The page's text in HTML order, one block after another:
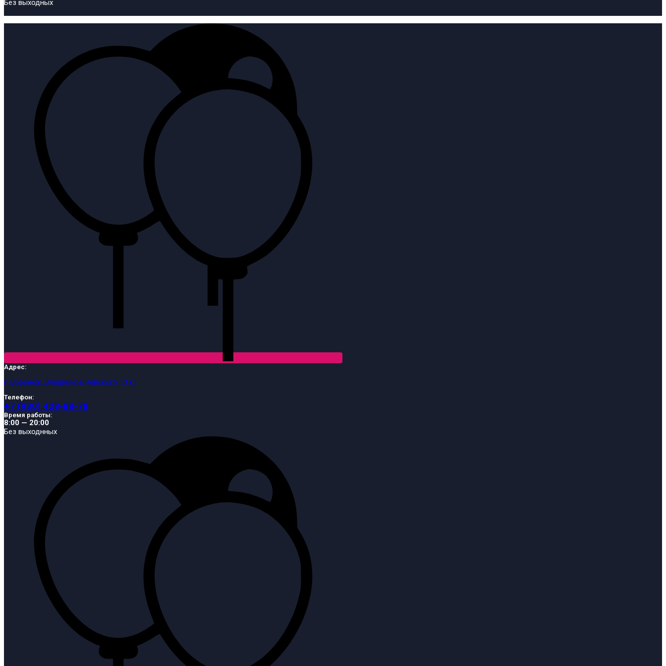
Без выходных
Адрес:
г. Воронеж, Владимира Невского 13 к1
Телефон:
+7 (930) 428-88-78
Время работы:
8:00 — 20:00
Без выходнных